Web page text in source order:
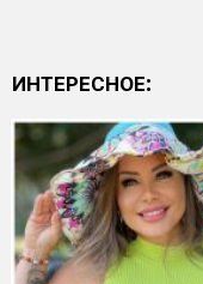
ИНТЕРЕСНОЕ: